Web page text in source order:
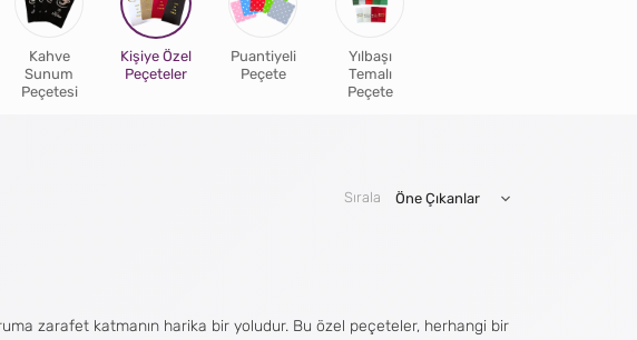
Kahve
Sunum
Peçetesi
Kişiye Özel
Peçeteler
Puantiyeli
Peçete
Yılbaşı
Temalı
Peçete
Sırala
zarafet katmanın harika bir yoludur. Bu özel peçeteler, herhangi bir